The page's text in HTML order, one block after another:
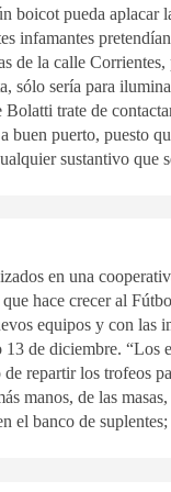
boicot pueda aplacar
infamantes
de la calle
sólo sería para
trate de
puerto, puesto
sustantivo que
en una
hace crecer al
equipos y con las
de diciembre. “Los
repartir los trofeos
manos, de las
el banco de